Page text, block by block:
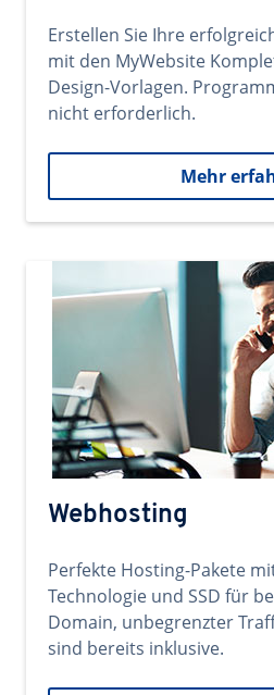
Erstellen Sie Ihre
mit den MyWebsite
Design-Vorlagen.
nicht erforderlich.
Mehr
Webhosting
Perfekte Hosting-Pakete
Technologie und SSD für
Domain, unbegrenzter
sind bereits inklusive.